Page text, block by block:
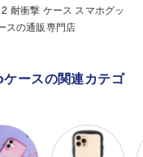
耐衝撃 ケース スマホグッ
スの通販専門店
ースの関連カテゴ